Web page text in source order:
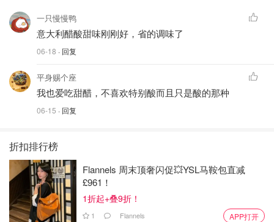
一只慢慢鸭
意大利醋酸甜味刚刚好，省的调味了
06-18 · 回复
平身赐个座
我也爱吃甜醋，不喜欢特别酸而且只是酸的那种
06-15 · 回复
折扣排行榜
Flannels 周末顶奢闪促💥YSL马鞍包直减
£961！
1折起+叠9折！
1 Flannels APP打开